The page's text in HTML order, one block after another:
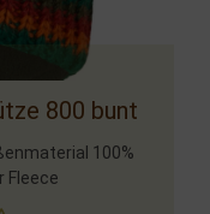
800 bunt
100%
Fleece